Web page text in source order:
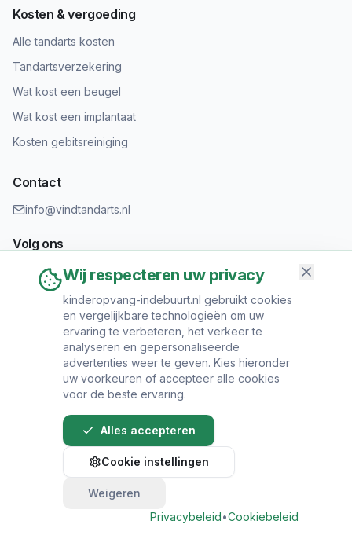
Kosten & vergoeding
Alle tandarts kosten
Tandartsverzekering
Wat kost een beugel
Wat kost een implantaat
Kosten gebitsreiniging
Contact
info@vindtandarts.nl
Volg ons
Informatie toevoegen?
Heeft u een tandartspraktijk? Neem contact op om uw praktijk
toe te voegen.
© 2024 Vind Tandarts. Alle rechten voorbehouden.
Over Ons
• Privacy Policy
Voorwaarden
• Sitemap
Wij respecteren uw privacy
kinderopvang-indebuurt.nl gebruikt cookies
en vergelijkbare technologieën om uw
ervaring te verbeteren, het verkeer te
analyseren en gepersonaliseerde
advertenties weer te geven. Kies hieronder
uw voorkeuren of accepteer alle cookies
voor de beste ervaring.
Alles accepteren
Cookie instellingen
Weigeren
Privacybeleid•Cookiebeleid